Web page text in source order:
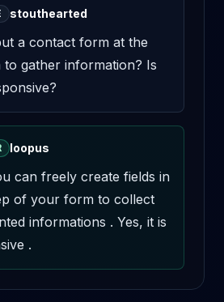
stouthearted
a contact form at the
to gather information? Is
loopus
can freely create fields in
of your form to collect
informations . Yes, it is
.